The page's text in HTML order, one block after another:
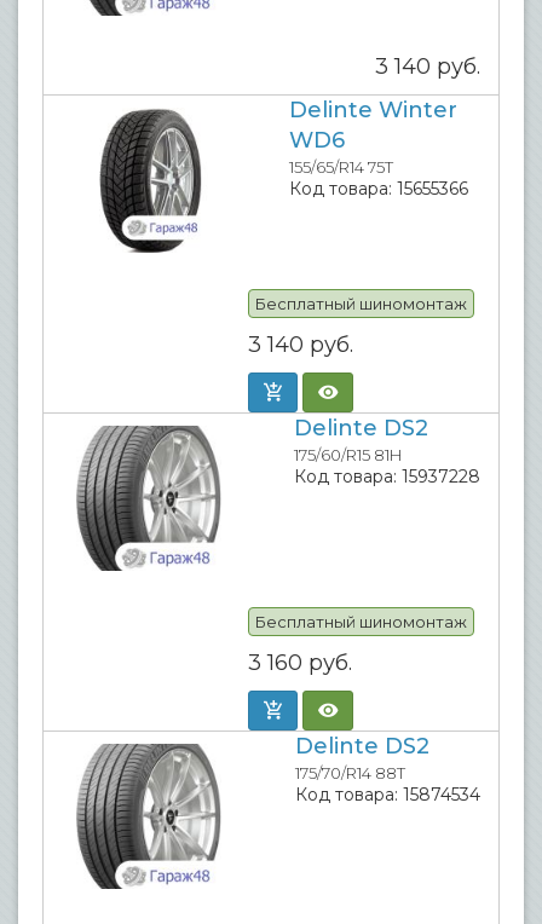
3 140 руб.
Delinte Winter
WD6
155/65/R14 75T
Код товара: 15655366
Бесплатный шиномонтаж
3 140 руб.
Delinte DS2
175/60/R15 81H
Код товара: 15937228
Бесплатный шиномонтаж
3 160 руб.
Delinte DS2
175/70/R14 88T
Код товара: 15874534